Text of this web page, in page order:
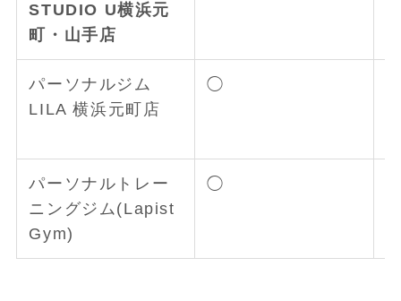
STUDIO U横浜元
町・山手店
パーソナルジム
LILA 横浜元町店
◯
パーソナルトレー
ニングジム(Lapist
Gym)
◯